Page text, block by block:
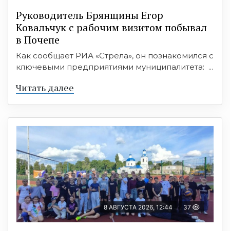
Руководитель Брянщины Егор
Ковальчук с рабочим визитом побывал
в Почепе
Как сообщает РИА «Стрела», он познакомился с
ключевыми предприятиями муниципалитета: ...
Читать далее
8 АВГУСТА 2026, 12:44 37